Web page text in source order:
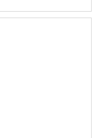
operação de